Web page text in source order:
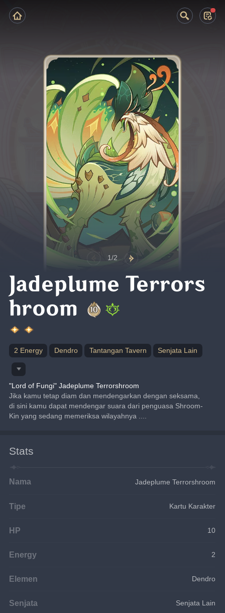
1/2
Jadeplume Terrors
hroom
2 Energy Dendro Tantangan Tavern Senjata Lain
"Lord of Fungi" Jadeplume Terrorshroom
Jika kamu tetap diam dan mendengarkan dengan seksama,
di sini kamu dapat mendengar suara dari penguasa Shroom-
Kin yang sedang memeriksa wilayahnya ....
Stats
Nama Jadeplume Terrorshroom
Tipe Kartu Karakter
HP 10
Energy 2
Elemen Dendro
Senjata Senjata Lain